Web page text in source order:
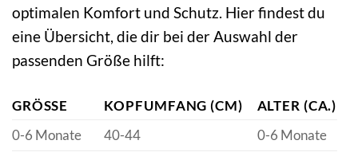
optimalen Komfort und Schutz. Hier findest du
eine Übersicht, die dir bei der Auswahl der
passenden Größe hilft:
GRÖSSE KOPFUMFANG (CM)
ALTER (CA.)
0-6 Monate
40-44
0-6 Monate